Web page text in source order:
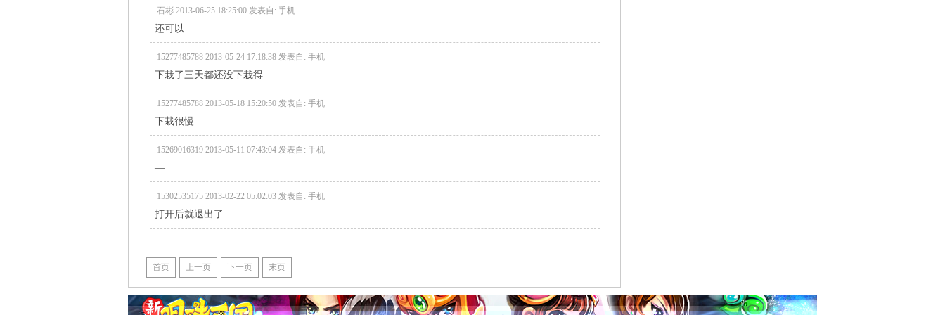
石彬 2013-06-25 18:25:00 发表自: 手机
还可以
15277485788 2013-05-24 17:18:38 发表自: 手机
下栽了三天都还没下栽得
15277485788 2013-05-18 15:20:50 发表自: 手机
下栽很慢
15269016319 2013-05-11 07:43:04 发表自: 手机
—
15302535175 2013-02-22 05:02:03 发表自: 手机
打开后就退出了
首页 上一页 下一页 末页